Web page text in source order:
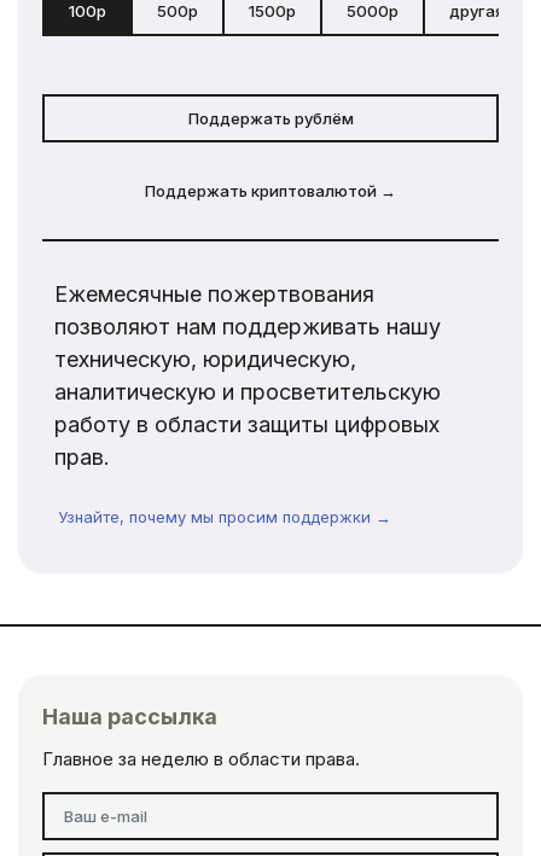
100р 500р 1500р 5000р другая
Поддержать рублём
Поддержать криптовалютой →
Ежемесячные пожертвования
позволяют нам поддерживать нашу
техническую, юридическую,
аналитическую и просветительскую
работу в области защиты цифровых
прав.
Узнайте, почему мы просим поддержки →
Наша рассылка
Главное за неделю в области права.